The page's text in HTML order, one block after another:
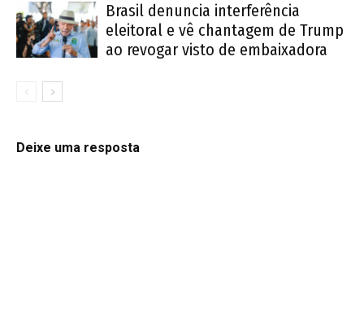
Brasil denuncia interferência
eleitoral e vê chantagem de Trump
ao revogar visto de embaixadora
Deixe uma resposta